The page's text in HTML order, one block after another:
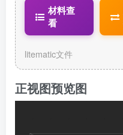
atic
材料查
看
litematic文件
正视图预览图